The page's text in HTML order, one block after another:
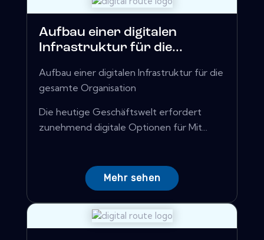
Aufbau einer digitalen
Infrastruktur für die...
Aufbau einer digitalen Infrastruktur für die
gesamte Organisation
Die heutige Geschäftswelt erfordert
zunehmend digitale Optionen für Mit...
Mehr sehen